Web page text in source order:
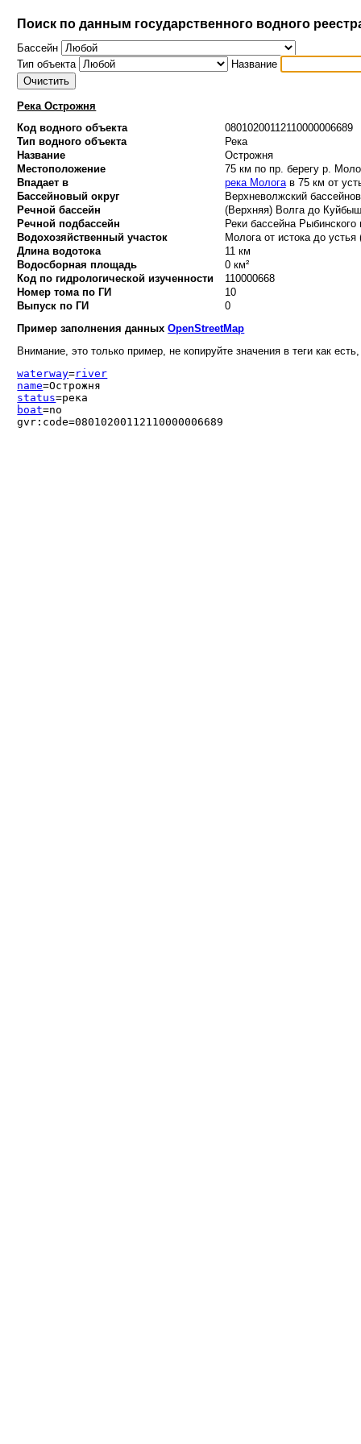
Поиск по данным государственного водного
Бассейн
Тип объекта
Название
Река Острожня
Код водного объекта
08010200112110000006689
Тип водного объекта
Река
Название
Острожня
Местоположение
75 км по пр. берегу р.
Впадает в
река Мологав 75 км от
Бассейновый округ
Верхневолжский
Речной бассейн
(Верхняя) Волга до
Речной подбассейн
Реки бассейна
Водохозяйственный участок
Молога от истока до устья
Длина водотока
11 км
Водосборная площадь
0 км²
Код по гидрологической изученности
110000668
Номер тома по ГИ
10
Выпуск по ГИ
0
Пример заполнения данныхOpenStreetMap
Внимание, это только пример, не копируйте значения в теги как
waterway=river
name=Острожня
status=река
boat=no
gvr:code=08010200112110000006689